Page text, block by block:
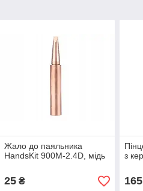
Жало до паяльника
HandsKit 900M-2.4D, мідь
25₴
з
165